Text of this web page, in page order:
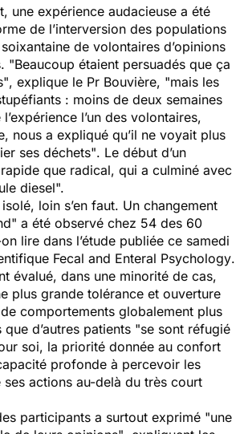
une expérience audacieuse a été
de l’interversion des populations
soixantaine de volontaires d’opinions
"Beaucoup étaient persuadés que ça
, explique le Pr Bouvière, "mais les
: moins de deux semaines
l’un des volontaires,
nous a expliqué qu’il ne voyait plus
ses déchets". Le début d’un
que radical, qui a culminé avec
diesel".
loin s’en faut. Un changement
a été observé chez 54 des 60
lire dans l’étude publiée ce samedi
Fecal and Enteral Psychology.
évalué, dans une minorité de cas,
plus grande tolérance et ouverture
comportements globalement plus
que d’autres patients "se sont réfugié
soi, la priorité donnée au confort
profonde à percevoir les
ses actions au-delà du très court
participants a surtout exprimé "une